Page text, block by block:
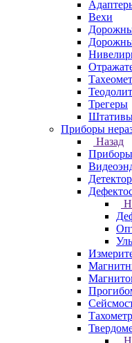
Вехи
Трегеры
Приборы
Назад
Приборы